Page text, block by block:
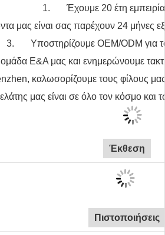
1. Έχουμε 20 έτη
είναι σας παρέχουν 24 μήνες
3. Υποστηρίζουμε OEM/ODM για
Ε&Α μας και ενημερώνουμε
καλωσορίζουμε τους φίλους
μας είναι σε όλο τον κόσμο και
Έκθεση
Πιστοποιήσεις